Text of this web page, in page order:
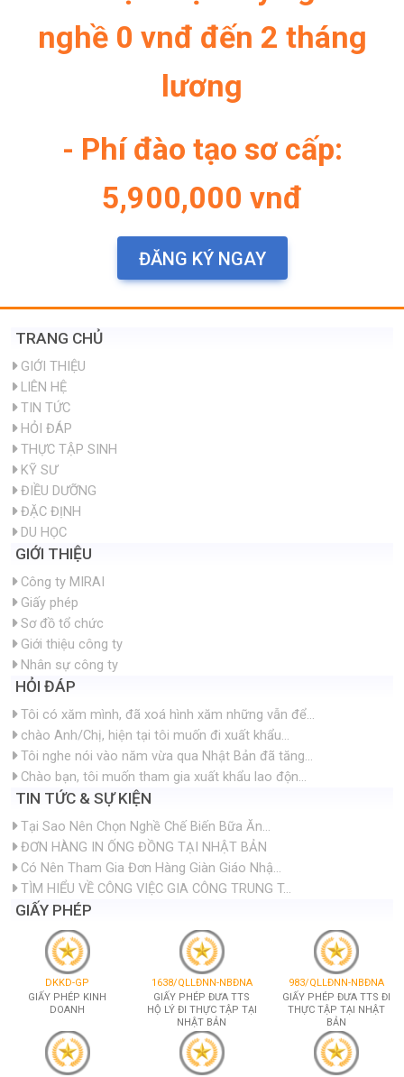
GIỚI THIỆU
LIÊN HỆ
ĐIỀU DƯỠNG
Giới thiệu công ty
Nhân sự công ty
HỎI ĐÁP
Tôi có xăm mình, đã xoá hình xăm những vẫn để...
chào Anh/Chị, hiện tại tôi muốn đi xuất khẩu...
Tôi nghe nói vào năm vừa qua Nhật Bản đã tăng...
Chào bạn, tôi muốn tham gia xuất khẩu lao độn...
TIN TỨC & SỰ KIỆN
Tại Sao Nên Chọn Nghề Chế Biến Bữa Ăn...
ĐƠN HÀNG IN ỐNG ĐỒNG TẠI NHẬT BẢN
Có Nên Tham Gia Đơn Hàng Giàn Giáo Nhậ...
TÌM HIỂU VỀ CÔNG VIỆC GIA CÔNG TRUNG T...
GIẤY PHÉP
DKKD-GP
GIẤY PHÉP KINH
DOANH
86/QLLĐNN-NBĐNA
GIẤY PHÉP LĐ KNĐĐ
SANG NHẬT LÀM VIỆC
245/QĐ-SGD&ĐT
THÀNH LẬP TTNN BẾN
TRE
371/QĐ-GDĐT-TC
THÀNH LẬP TTNN
TƯƠNG LẠI VIỆT NHẬT
789/LDTBXH-GP
GIẤY PHÉP ĐƯA NLĐ ĐI
LÀM VIỆC Ở NƯỚC
NGOÀI
DDKD TTDT 11.2 -
00004
GIẤY CHỨNG NHẬN
ĐĂNG KÝ ĐỊA ĐIỂM KINH
DOANH DDKD TTDT
SỐ 1868211717-ISMS
ISO/IEC 27001:2022